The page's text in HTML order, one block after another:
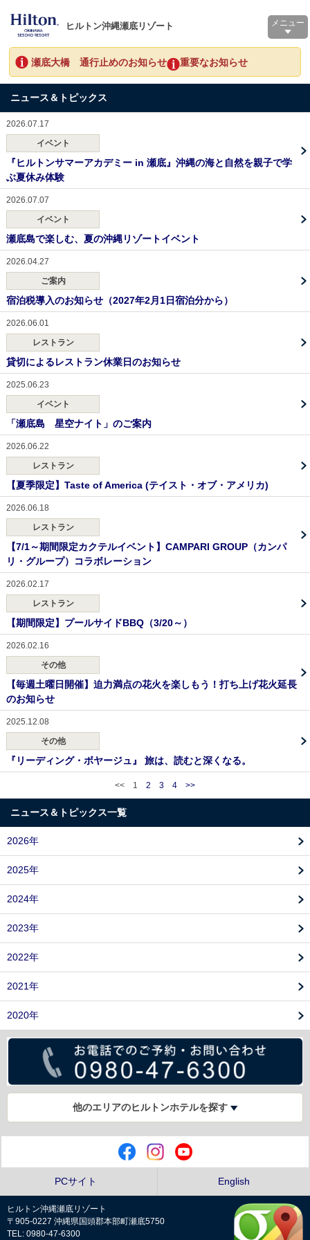
ヒルトン沖縄瀬底リゾート メニュー
瀬底大橋 通行止めのお知らせ 重要なお知らせ
ニュース＆トピックス
2026.07.17
イベント
『ヒルトンサマーアカデミー in 瀬底』沖縄の海と自然を親子で学
ぶ夏休み体験
2026.07.07
イベント
瀬底島で楽しむ、夏の沖縄リゾートイベント
2026.04.27
ご案内
宿泊税導入のお知らせ（2027年2月1日宿泊分から）
2026.06.01
レストラン
貸切によるレストラン休業日のお知らせ
2025.06.23
イベント
「瀬底島 星空ナイト」のご案内
2026.06.22
レストラン
【夏季限定】Taste of America (テイスト・オブ・アメリカ)
2026.06.18
レストラン
【7/1～期間限定カクテルイベント】CAMPARI GROUP（カンパ
リ・グループ）コラボレーション
2026.02.17
レストラン
【期間限定】プールサイドBBQ（3/20～）
2026.02.16
その他
【毎週土曜日開催】迫力満点の花火を楽しもう！打ち上げ花火延長
のお知らせ
2025.12.08
その他
『リーディング・ボヤージュ』 旅は、読むと深くなる。
<< 1 2 3 4 >>
ニュース＆トピックス一覧
2026年
2025年
2024年
2023年
2022年
2021年
2020年
他のエリアのヒルトンホテルを探す
PCサイト English
ヒルトン沖縄瀬底リゾート
〒905-0227 沖縄県国頭郡本部町瀬底5750
TEL: 0980-47-6300